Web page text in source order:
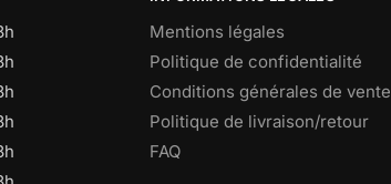
Mentions légales
Politique de confidentialité
Conditions générales de vente
Politique de livraison/retour
FAQ